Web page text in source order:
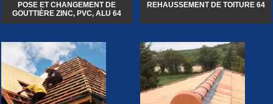
POSE ET CHANGEMENT DE
GOUTTIÈRE ZINC, PVC, ALU 64
REHAUSSEMENT DE TOITURE 64